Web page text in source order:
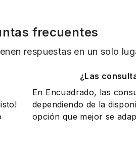
frecuentes
respuestas en un solo
¿Las
En Encuadrado, las
dependiendo de la
opción que mejor se